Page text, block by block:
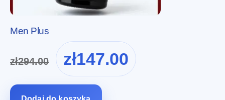
Men Plus
zł294.00
Pierwotna
cena
wynosiła:
zł147.00
cena